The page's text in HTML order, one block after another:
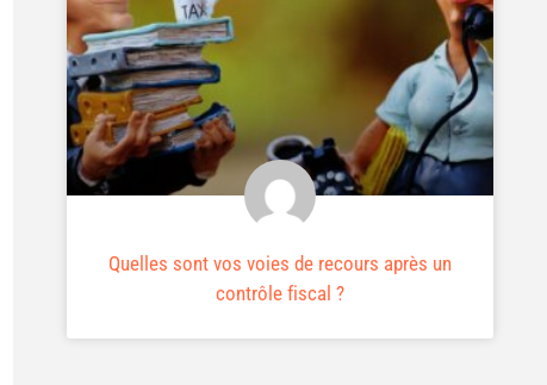
Quelles sont vos voies de recours après un
contrôle fiscal ?